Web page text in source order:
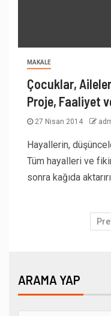
MAKALE
Çocuklar,
Proje, Faaliyet
27 Nisan 2014
Hayallerin,
Tüm hayalleri ve
sonra kağıda
ARAMA YAP